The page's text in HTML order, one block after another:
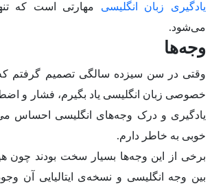
یادگیری زبان انگلیسی مهارتی است که
می‌شود.
وجه‌ها
وقتی در سن سیزده سالگی تصمیم گرفتم
خصوصی زبان انگلیسی یاد بگیرم، فشار و
یادگیری و درک وجه‌های انگلیسی احساس
خوبی به خاطر دارم.
برخی از این وجه‌ها بسیار سخت بودند چون
بین وجه انگلیسی و نسخه‌ی ایتالیایی آن